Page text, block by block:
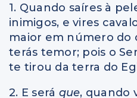
1. Quando saíres à
inimigos, e vires
maior em número do
terás temor; pois o
te tirou da terra do
2. E será que, quando